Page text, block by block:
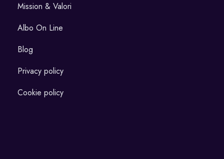
Mission & Valori
Albo On Line
Blog
Privacy policy
Cookie policy